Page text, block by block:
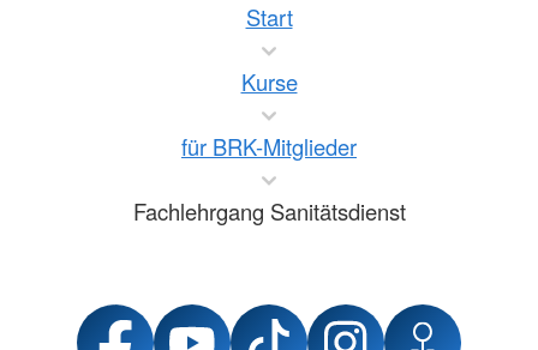
Start
Kurse
für BRK-Mitglieder
Fachlehrgang Sanitätsdienst